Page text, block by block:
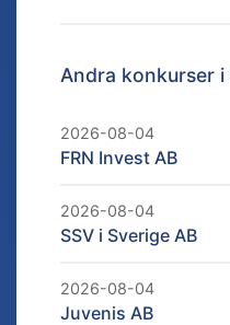
Andra konkurser i
2026-08-04
FRN Invest AB
2026-08-04
SSV i Sverige AB
2026-08-04
Juvenis AB